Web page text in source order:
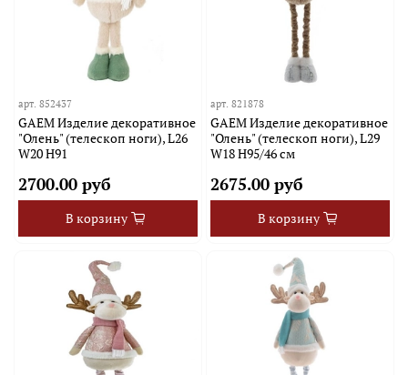
арт.852437
GAEM Изделие декоративное
"Олень" (телескоп ноги), L26
W20 H91
2700.00 руб
В корзину
арт. 821878
GAEM Изделие декоративное
"Олень" (телескоп ноги), L29
W18 H95/46 см
2675.00 руб
В корзину